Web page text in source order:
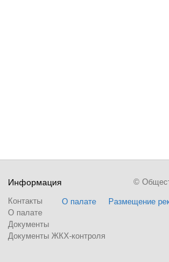
Информация
Контакты
О палате
Документы
Документы ЖКХ-контроля
О палате Размещение
©